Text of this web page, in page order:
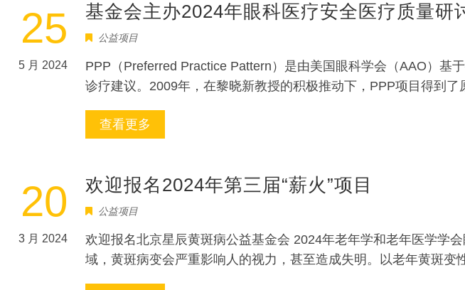
25
5 月 2024
基金会主办2024年眼科医疗安全医疗质量研
公益项目
PPP（Preferred Practice Pattern）是由美国眼科学会（AAO）基
诊疗建议。2009年，在黎晓新教授的积极推动下，PPP项目得到
查看更多
20
3 月 2024
欢迎报名2024年第三届“薪火”项目
公益项目
欢迎报名北京星辰黄斑病公益基金会 2024年老年学和老年医学学
域，黄斑病变会严重影响人的视力，甚至造成失明。以老年黄斑